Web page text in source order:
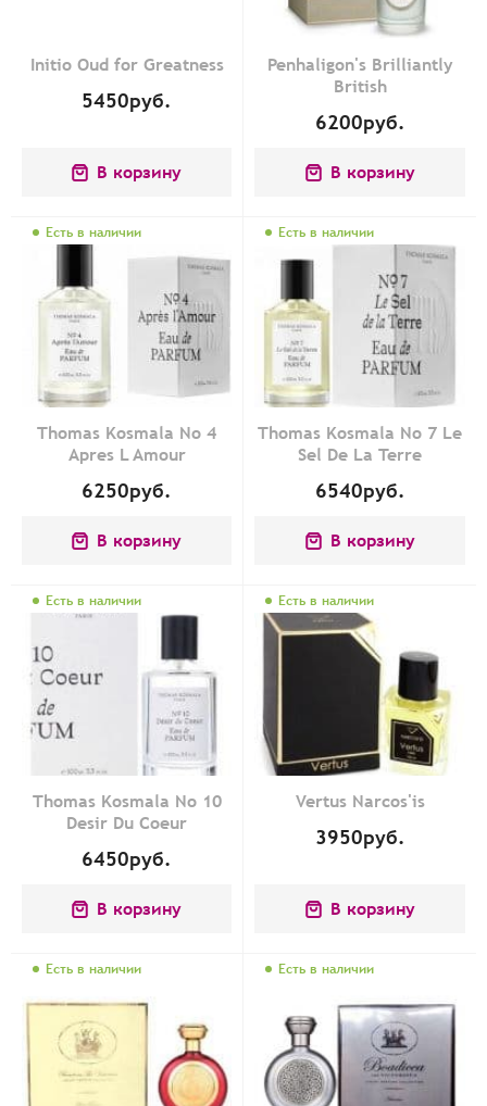
Initio Oud for Greatness
5450руб.
В корзину
Penhaligon's Brilliantly
British
6200руб.
В корзину
Есть в наличии
Thomas Kosmala No 4
Apres L Amour
6250руб.
В корзину
Есть в наличии
Thomas Kosmala No 7 Le
Sel De La Terre
6540руб.
В корзину
Есть в наличии
Thomas Kosmala No 10
Desir Du Coeur
6450руб.
В корзину
Есть в наличии
Vertus Narcos'is
3950руб.
В корзину
Есть в наличии Есть в наличии